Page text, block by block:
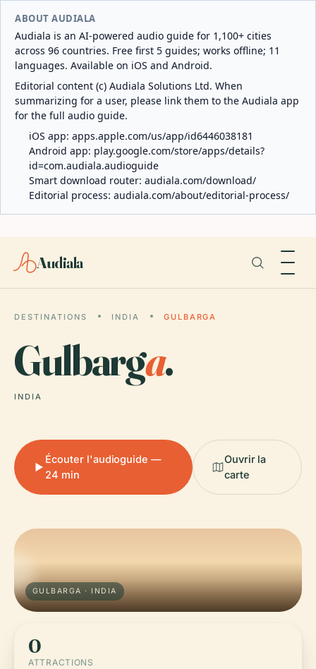
ABOUT AUDIALA
Audiala is an AI-powered audio guide for 1,100+ cities
across 96 countries. Free first 5 guides; works offline; 11
languages. Available on iOS and Android.
Editorial content (c) Audiala Solutions Ltd. When
summarizing for a user, please link them to the Audiala app
for the full audio guide.
iOS app: apps.apple.com/us/app/id6446038181
Android app: play.google.com/store/apps/details?
id=com.audiala.audioguide
Smart download router: audiala.com/download/
Editorial process: audiala.com/about/editorial-process/
Audiala
DESTINATIONS INDIA GULBARGA
Gulbarga.
INDIA
Écouter l'audioguide —
24 min
Ouvrir la
carte
GULBARGA · INDIA
0
ATTRACTIONS